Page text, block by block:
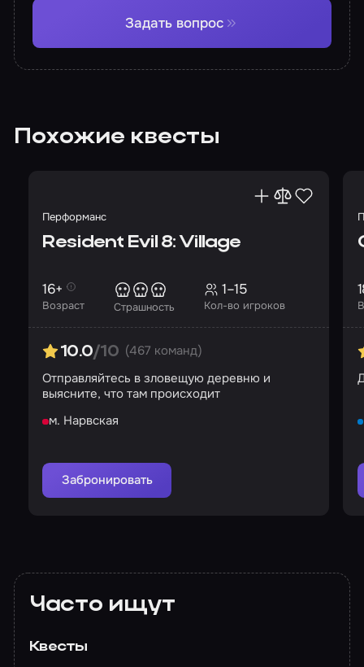
Задать вопрос
Похожие квесты
Перформанс
Resident Evil 8: Village
Возраст
16+
Страшность Кол-во игроков
1–15
10.0/10 (467 команд)
Отправляйтесь в зловещую деревню и
выясните, что там происходит
м. Нарвская
Забронировать
Часто ищут
Квесты